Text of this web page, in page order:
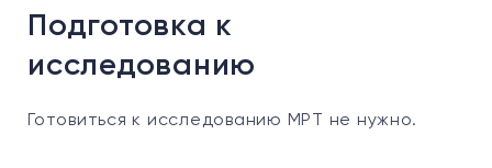
Подготовка к
исследованию
Готовиться к исследованию МРТ не нужно.